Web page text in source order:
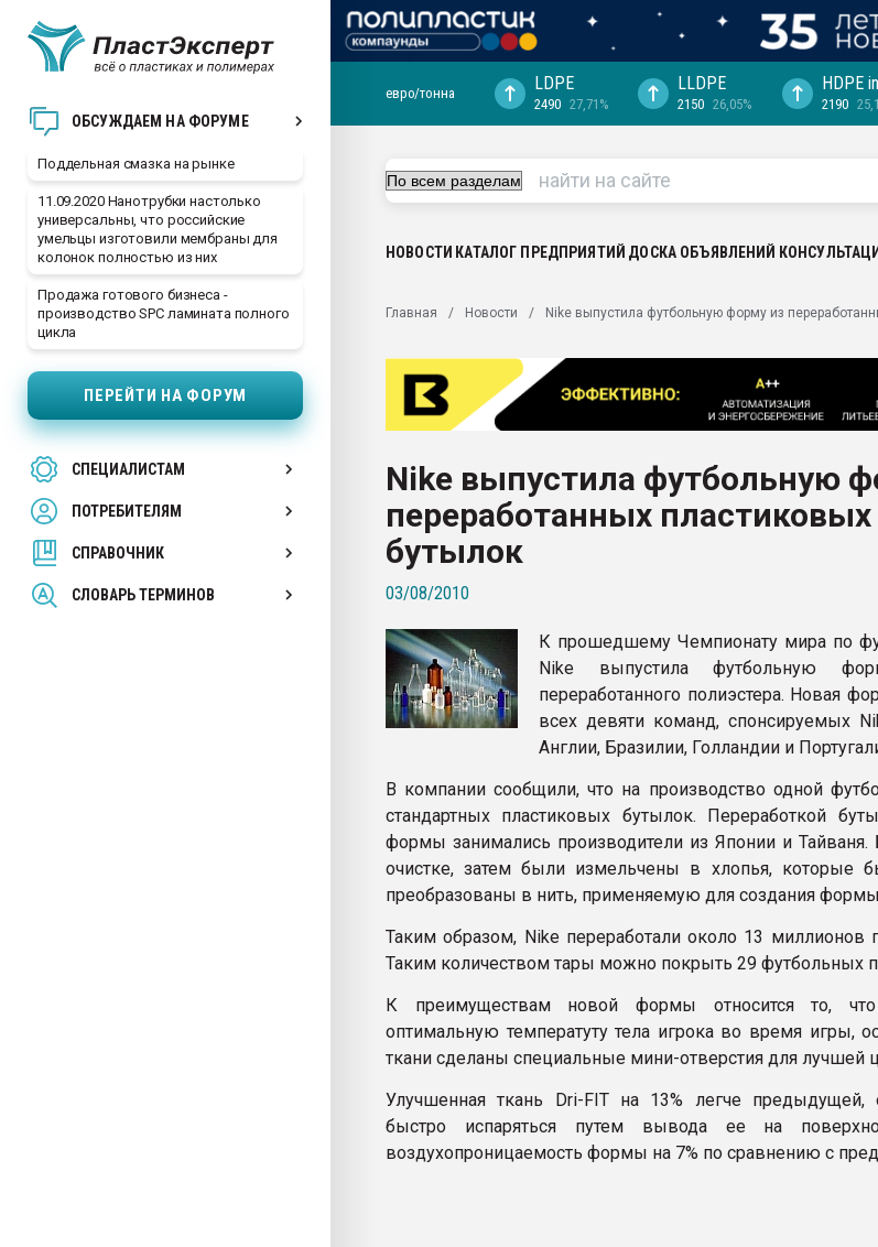
ОБСУЖДАЕМ НА ФОРУМЕ
Поддельная смазка на рынке
11.09.2020 Нанотрубки настолько
универсальны, что российские
умельцы изготовили мембраны для
колонок полностью из них
Продажа готового бизнеса -
производство SPC ламината полного
цикла
ПЕРЕЙТИ НА ФОРУМ
СПЕЦИАЛИСТАМ
ПОТРЕБИТЕЛЯМ
СПРАВОЧНИК
СЛОВАРЬ ТЕРМИНОВ
ближайшее подмосковье, с.-в.
Подмосковье, Москва
первый план в переработке
28.07.2026 "Технониколь" довольна
Всё, что касается выдува ПЭТ
Материал поверхности пуансона для
Продам отходы Композиция
поликарбоната и АБС-пластика
Armaloy PC/ABS-1IM черный цвет
ПЕРЕЙТИ НА ФОРУМ
евро/тонна LDPE
2490 27,71%
LLDPE
2150 26,05%
HDPE
2190
НОВОСТИ КАТАЛОГ ПРЕДПРИЯТИЙ ДОСКА ОБЪЯВЛЕНИЙ
Главная Новости Nike выпустила футбольную форму из
Nike выпустила футбольную
переработанных пластиковых
бутылок
03/08/2010
К прошедшему Чемпионату мира по
Nike выпустила футбольную
переработанного полиэстера. Новая
всех девяти команд, спонсируемых
Англии, Бразилии, Голландии и
В компании сообщили, что на производство одной
стандартных пластиковых бутылок. Переработкой
формы занимались производители из Японии и Тайваня.
очистке, затем были измельчены в хлопья, которые
преобразованы в нить, применяемую для создания
Таким образом, Nike переработали около 13 миллионов
Таким количеством тары можно покрыть 29 футбольных
К преимуществам новой формы относится то,
оптимальную температуту тела игрока во время игры,
ткани сделаны специальные мини-отверстия для лучшей
Улучшенная ткань Dri-FIT на 13% легче предыдущей,
быстро испаряться путем вывода ее на
воздухопроницаемость формы на 7% по сравнению с